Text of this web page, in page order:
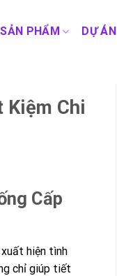
SẢN PHẨM DỰ ÁN
Kiệm Chi
Cấp
hiện tình
chỉ giúp tiết